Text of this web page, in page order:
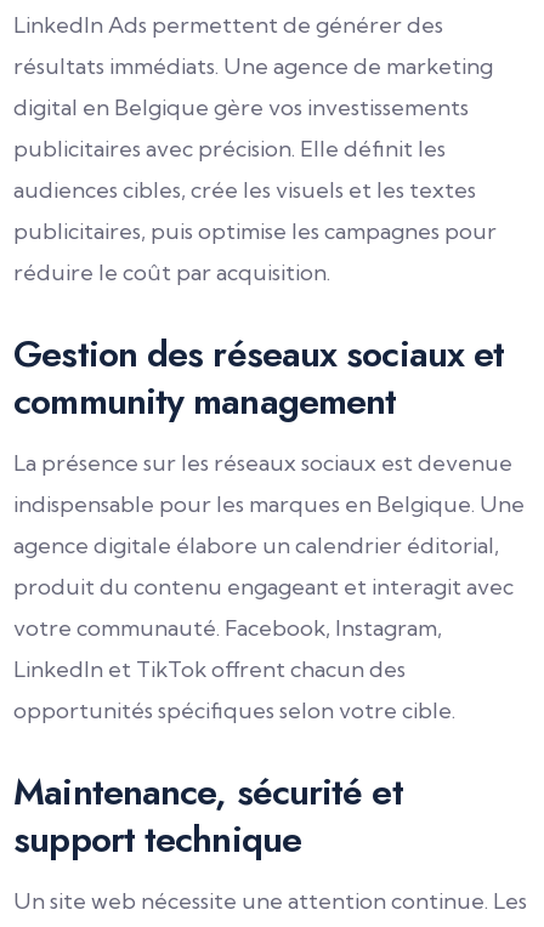
LinkedIn Ads permettent de générer des
résultats immédiats. Une agence de marketing
digital en Belgique gère vos investissements
publicitaires avec précision. Elle définit les
audiences cibles, crée les visuels et les textes
publicitaires, puis optimise les campagnes pour
réduire le coût par acquisition.
Gestion des réseaux sociaux et
community management
La présence sur les réseaux sociaux est devenue
indispensable pour les marques en Belgique. Une
agence digitale élabore un calendrier éditorial,
produit du contenu engageant et interagit avec
votre communauté. Facebook, Instagram,
LinkedIn et TikTok offrent chacun des
opportunités spécifiques selon votre cible.
Maintenance, sécurité et
support technique
Un site web nécessite une attention continue. Les